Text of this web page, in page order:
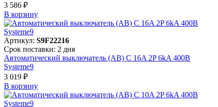
3 586 ₽
В корзинy
Артикул: S9F22216
Срок поставки: 2 дня
Автоматический выключатель (АВ) C 16A 2P 6kA 400В
Systeme9
3 019 ₽
В корзинy